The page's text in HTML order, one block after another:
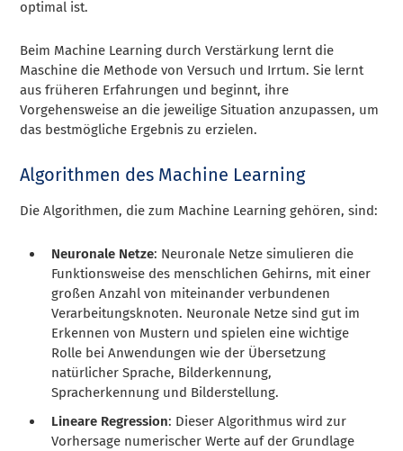
optimal ist.
Beim Machine Learning durch Verstärkung lernt die
Maschine die Methode von Versuch und Irrtum. Sie lernt
aus früheren Erfahrungen und beginnt, ihre
Vorgehensweise an die jeweilige Situation anzupassen, um
das bestmögliche Ergebnis zu erzielen.
Algorithmen des Machine Learning
Die Algorithmen, die zum Machine Learning gehören, sind:
Neuronale Netze: Neuronale Netze simulieren die
Funktionsweise des menschlichen Gehirns, mit einer
großen Anzahl von miteinander verbundenen
Verarbeitungsknoten. Neuronale Netze sind gut im
Erkennen von Mustern und spielen eine wichtige
Rolle bei Anwendungen wie der Übersetzung
natürlicher Sprache, Bilderkennung,
Spracherkennung und Bilderstellung.
Lineare Regression: Dieser Algorithmus wird zur
Vorhersage numerischer Werte auf der Grundlage